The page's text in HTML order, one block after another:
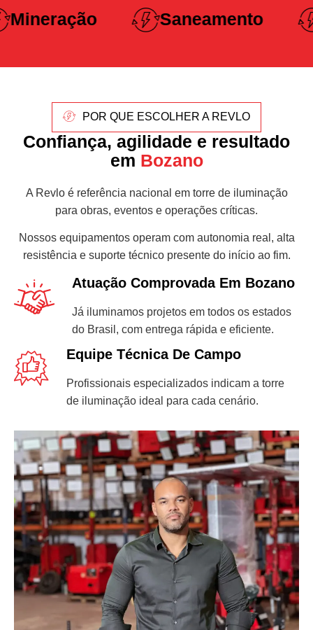
Saneamento
Construção
Pesada
POR QUE ESCOLHER A REVLO
Confiança, agilidade e resultado
em Bozano
A Revlo é referência nacional em torre de iluminação
para obras, eventos e operações críticas.
Nossos equipamentos operam com autonomia real, alta
resistência e suporte técnico presente do início ao fim.
Atuação Comprovada Em Bozano
Já iluminamos projetos em todos os estados
do Brasil, com entrega rápida e eficiente.
Equipe Técnica De Campo
Profissionais especializados indicam a torre
de iluminação ideal para cada cenário.